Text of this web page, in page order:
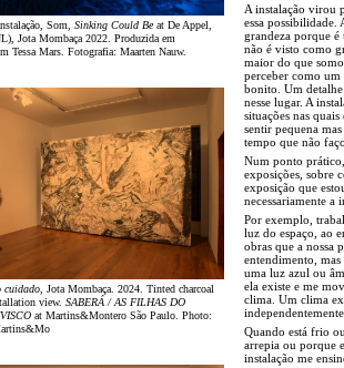
Som, Sinking Could Beat De Appel,
Jota Mombaça 2022. Produzida em
Tessa Mars. Fotografia: Maarten Nauw.
cuidado, Jota Mombaça. 2024. Tinted charcoal
view. SABERÁ / AS FILHAS DO
at Martins&Montero São Paulo. Photo:
A instalação virou
essa possibilidade.
grandeza porque é
não é visto como
maior do que
perceber como um
bonito. Um
nesse lugar. A
situações nas
sentir pequena
tempo que não
Num ponto
exposições, sobre
exposição que
necessariamente a
Por exemplo,
luz do espaço, ao
obras que a nossa
entendimento,
uma luz azul ou
ela existe e me
clima. Um clima
Quando está frio
arrepia ou porque
instalação me